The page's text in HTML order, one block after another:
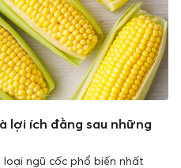
lợi ích đằng sau những
ngũ cốc phổ biến nhất